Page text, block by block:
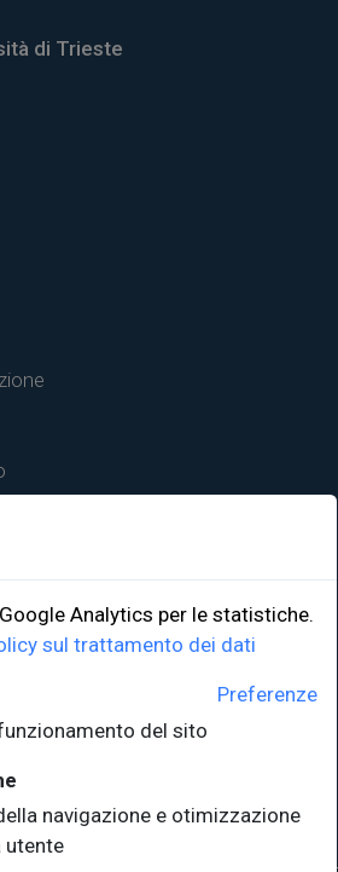
di Trieste
Trieste
di Ateneo
Analytics per le statistiche.
sul trattamento dei dati
Preferenze
del sito
navigazione e otimizzazione
utente